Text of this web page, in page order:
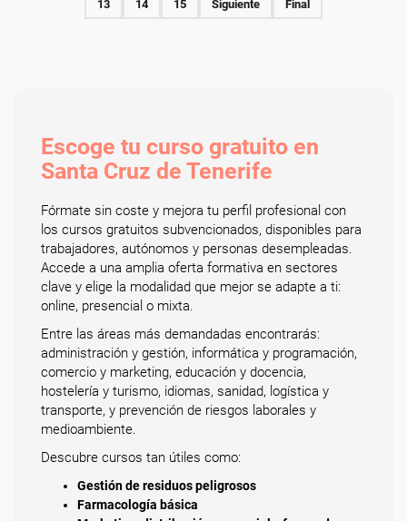
13 14 15 Siguiente Final
Escoge tu curso gratuito en
Santa Cruz de Tenerife
Fórmate sin coste y mejora tu perfil profesional con
los cursos gratuitos subvencionados, disponibles para
trabajadores, autónomos y personas desempleadas.
Accede a una amplia oferta formativa en sectores
clave y elige la modalidad que mejor se adapte a ti:
online, presencial o mixta.
Entre las áreas más demandadas encontrarás:
administración y gestión, informática y programación,
comercio y marketing, educación y docencia,
hostelería y turismo, idiomas, sanidad, logística y
transporte, y prevención de riesgos laborales y
medioambiente.
Descubre cursos tan útiles como:
Gestión de residuos peligrosos
Farmacología básica